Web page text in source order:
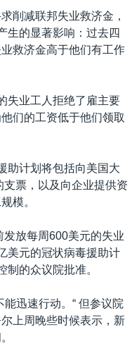
削减联邦失业救济金，
生的显著影响：过去四
救济金高于他们有工作
失业工人拒绝了雇主要
们的工资低于他们领取
助计划将包括向美国大
票，以及向企业提供资
模。
放每周600美元的失业
美元的冠状病毒援助计
的众议院批准。
迅速行动。“ 但参议院
上周晚些时候表示，新